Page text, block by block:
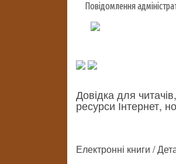
Повідомлення
Довідка для
ресурси Інтернет,
Електронні книги /